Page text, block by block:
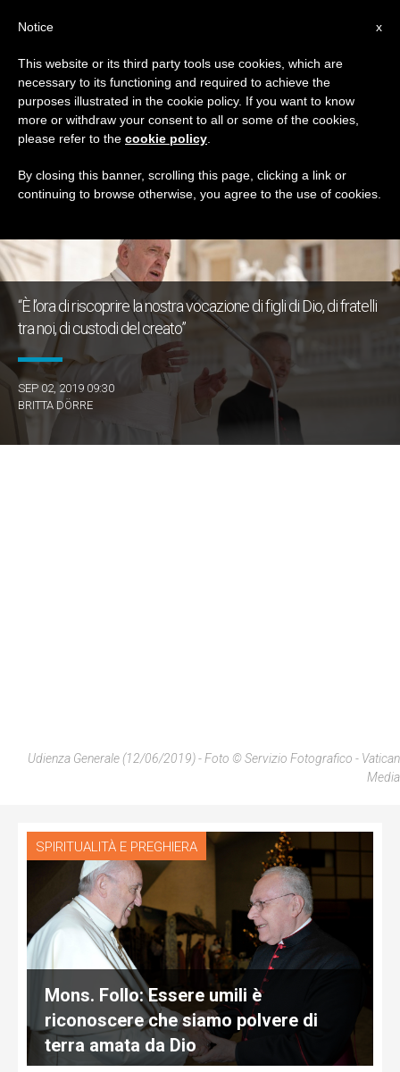
GIORNO
Settembre 2nd, 2019
ULTIME NOTIZIE
“È l’ora di riscoprire la nostra vocazione di figli di Dio, di fratelli
tra noi, di custodi del creato”
SEP 02, 2019 09:30
BRITTA DÖRRE
Udienza Generale (12/06/2019) - Foto © Servizio Fotografico - Vatican
Media
SPIRITUALITÀ E PREGHIERA
Mons. Follo: Essere umili è
riconoscere che siamo polvere di
terra amata da Dio
x
Notice
This website or its third party tools use cookies, which are
necessary to its functioning and required to achieve the
purposes illustrated in the cookie policy. If you want to know
more or withdraw your consent to all or some of the cookies,
please refer to the cookie policy
By closing this banner, scrolling this page, clicking a link or
continuing to browse otherwise, you agree to the use of cookies.